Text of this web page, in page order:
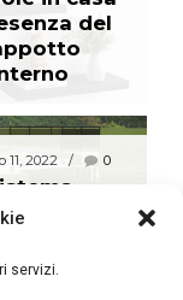
servizi.
del
11, 2022 0
il